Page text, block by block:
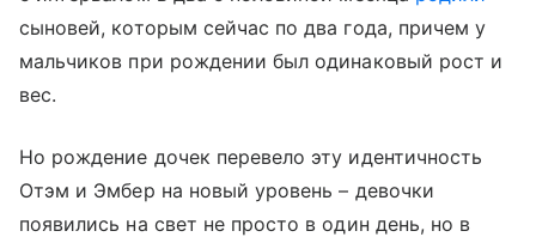
сыновей, которым сейчас по два года, причем у
мальчиков при рождении был одинаковый рост и
вес.
Но рождение дочек перевело эту идентичность
Отэм и Эмбер на новый уровень – девочки
появились на свет не просто в один день, но в